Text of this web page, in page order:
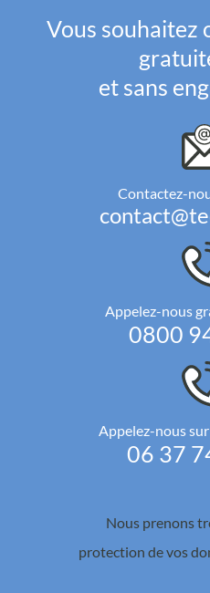
Vous souhaitez
et sans
Contactez-
Appelez-nous
0800
Appelez-nous
06 37
Nous prenons
protection de vos